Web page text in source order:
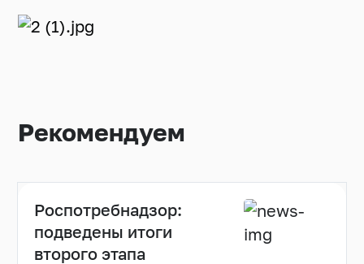
Рекомендуем
Роспотребнадзор:
подведены итоги
второго этапа